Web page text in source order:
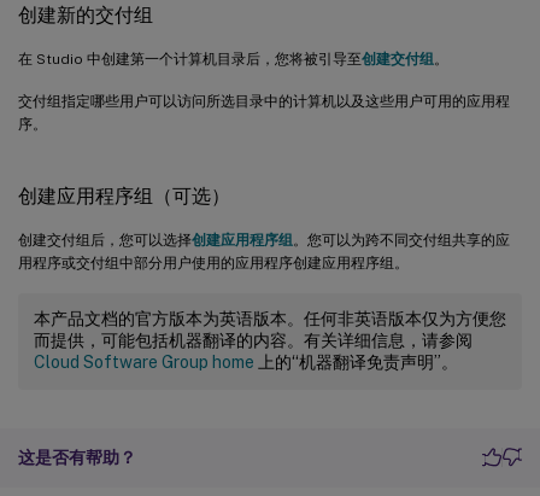
创建新的交付组
在 Studio 中创建第一个计算机目录后，您将被引导至创建交付组 。
交付组指定哪些用户可以访问所选目录中的计算机以及这些用户可用的应用程
序。
创建应用程序组（可选）
创建交付组后，您可以选择创建应用程序组 。您可以为跨不同交付组共享的应
用程序或交付组中部分用户使用的应用程序创建应用程序组。
本产品文档的官方版本为英语版本。任何非英语版本仅为方便您
而提供，可能包括机器翻译的内容。有关详细信息，请参阅
Cloud Software Group home 上的“机器翻译免责声明”。
这是否有帮助？